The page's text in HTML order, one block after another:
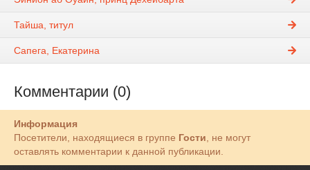
Тайша, титул
Сапега, Екатерина
Комментарии (0)
Информация
Посетители, находящиеся в группе Гости , не могут
оставлять комментарии к данной публикации.